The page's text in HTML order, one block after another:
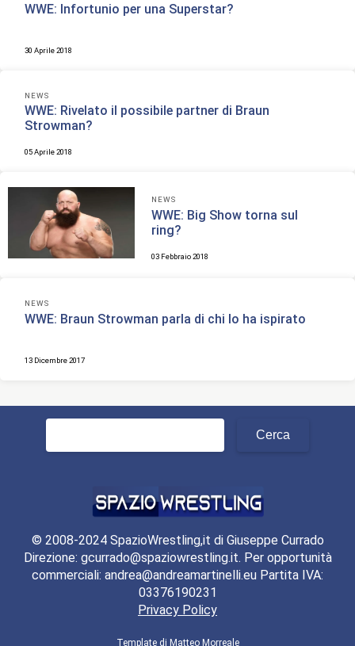
WWE: Infortunio per una Superstar?
30 Aprile 2018
NEWS
WWE: Rivelato il possibile partner di Braun
Strowman?
05 Aprile 2018
NEWS
WWE: Big Show torna sul
ring?
03 Febbraio 2018
NEWS
WWE: Braun Strowman parla di chi lo ha ispirato
13 Dicembre 2017
© 2008-2024 SpazioWrestling,it di Giuseppe Currado
Direzione: gcurrado@spaziowrestling.it. Per opportunità
commerciali: andrea@andreamartinelli.eu Partita IVA:
03376190231
Privacy Policy
Template di Matteo Morreale